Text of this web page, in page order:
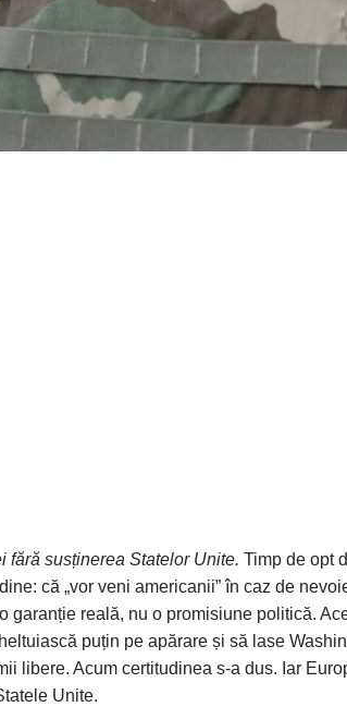
fără susținerea Statelor Unite. Timp de opt
că „vor veni americanii” în caz de
garanție reală, nu o promisiune politică.
puțin pe apărare și să lase
libere. Acum certitudinea s-a dus. Iar
Unite.